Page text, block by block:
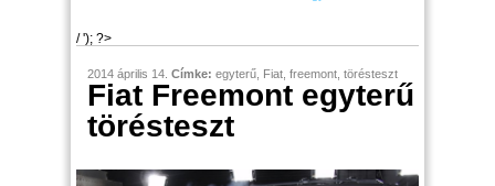
/ '); ?>
2014 április 14. Címke: egyterű Fiat freemont törésteszt
Fiat Freemont egyterű
törésteszt